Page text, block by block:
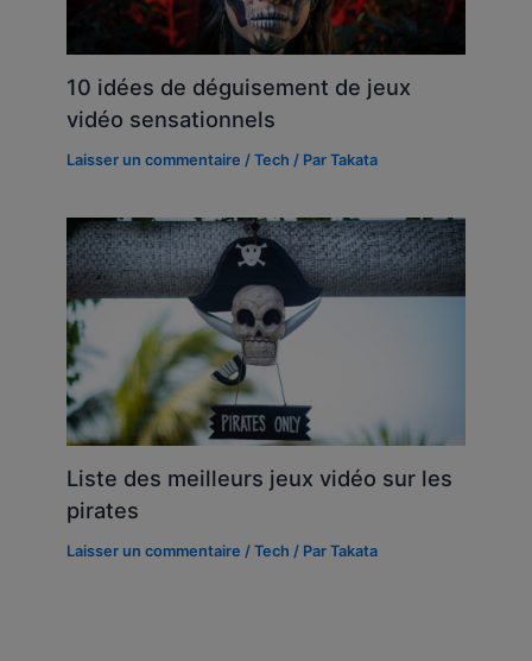
10 idées de déguisement de jeux
vidéo sensationnels
Laisser un commentaire /Tech / ParTakata
Liste des meilleurs jeux vidéo sur les
pirates
Laisser un commentaire /Tech / ParTakata